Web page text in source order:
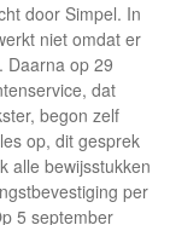
door Simpel. In
niet omdat er
Daarna op 29
dat
begon zelf
op, dit gesprek
alle bewijsstukken
per
5 september